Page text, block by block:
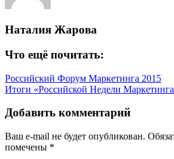
Наталия Жарова
Что ещё почитать:
Российский Форум Маркетинга 2015
Итоги «Российской Недели
Добавить комментарий
Ваш e-mail не будет опубликован.
помечены *